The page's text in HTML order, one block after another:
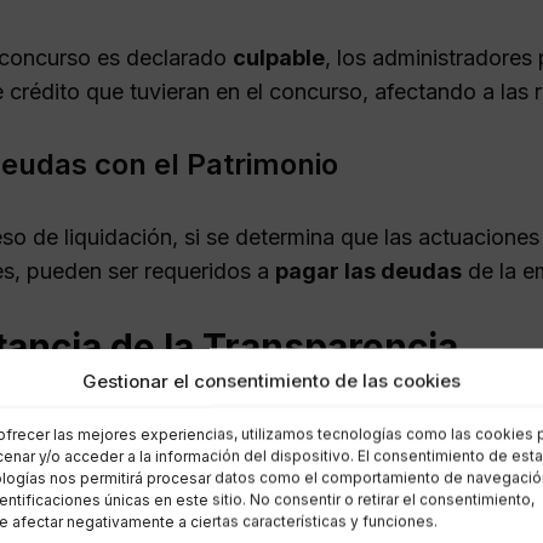
Gestionar el consentimiento de las cookies
las mejores experiencias, utilizamos tecnologías como las cookies
y/o acceder a la información del dispositivo. El consentimiento de
nos permitirá procesar datos como el comportamiento de
únicas en este sitio. No consentir o retirar el consentimiento,
afectar negativamente a ciertas características y funciones.
es declarado culpable, los
crédito que tuvieran en el concurso, afectando a las
con el Patrimonio
de liquidación, si se determina que las
pueden ser requeridos a pagar las deudas de la
de la Transparencia
en la contabilidad es crucial para evitar
de libros contables o intentos de ocultar detalles
los administradores.